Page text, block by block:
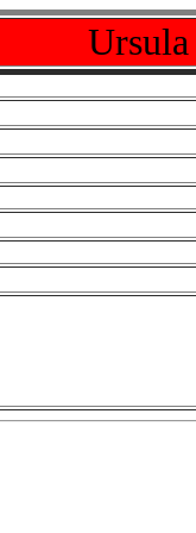
Ursula